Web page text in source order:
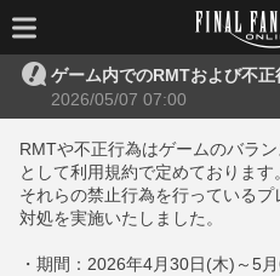
ゲーム内でのRMTおよび不
2026/05/07 07:00
RMTや不正行為はゲームのバラ
として利用規約で定めております。
それらの禁止行為を行っている
対処を実施いたしました。
・期間：2026年4月30日(木)～5